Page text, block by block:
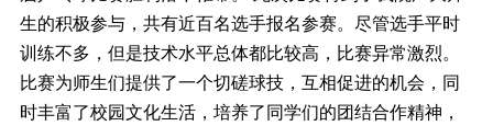
生的积极参与，共有近百名选手报名参赛。尽管选手平时
训练不多，但是技术水平总体都比较高，比赛异常激烈。
比赛为师生们提供了一个切磋球技，互相促进的机会，同
时丰富了校园文化生活，培养了同学们的团结合作精神，